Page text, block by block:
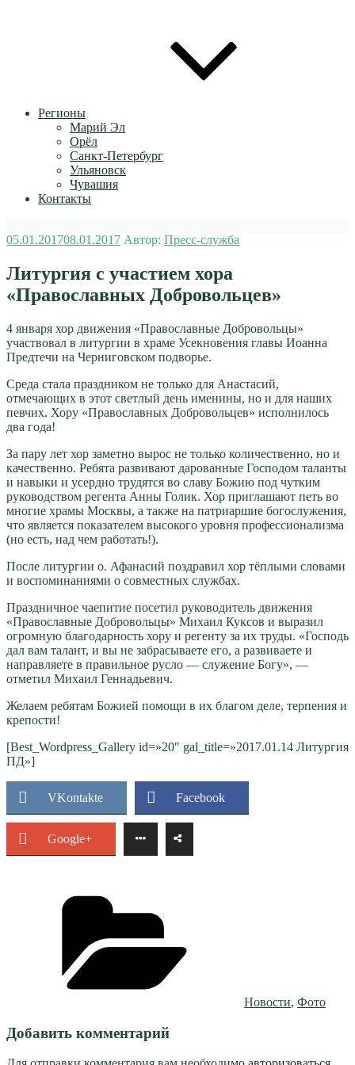
Регионы
Марий Эл
Орёл
Санкт-Петербург
Ульяновск
Чувашия
Контакты
Опубликовано
05.01.201708.01.2017 Автор: Пресс-служба
Литургия с участием хора
«Православных Добровольцев»
4 января хор движения «Православные Добровольцы»
участвовал в литургии в храме Усекновения главы Иоанна
Предтечи на Черниговском подворье.
Среда стала праздником не только для Анастасий,
отмечающих в этот светлый день именины, но и для наших
певчих. Хору «Православных Добровольцев» исполнилось
два года!
За пару лет хор заметно вырос не только количественно, но и
качественно. Ребята развивают дарованные Господом таланты
и навыки и усердно трудятся во славу Божию под чутким
руководством регента Анны Голик. Хор приглашают петь во
многие храмы Москвы, а также на патриаршие богослужения,
что является показателем высокого уровня профессионализма
(но есть, над чем работать!).
После литургии о. Афанасий поздравил хор тёплыми словами
и воспоминаниями о совместных службах.
Праздничное чаепитие посетил руководитель движения
«Православные Добровольцы» Михаил Куксов и выразил
огромную благодарность хору и регенту за их труды. «Господь
дал вам талант, и вы не забрасываете его, а развиваете и
направляете в правильное русло — служение Богу», —
отметил Михаил Геннадьевич.
Желаем ребятам Божией помощи в их благом деле, терпения и
крепости!
[Best_Wordpress_Gallery id=»20″ gal_title=»2017.01.14 Литургия
ПД»]
VKontakte Facebook
Google+
Новости, Фото
Добавить комментарий